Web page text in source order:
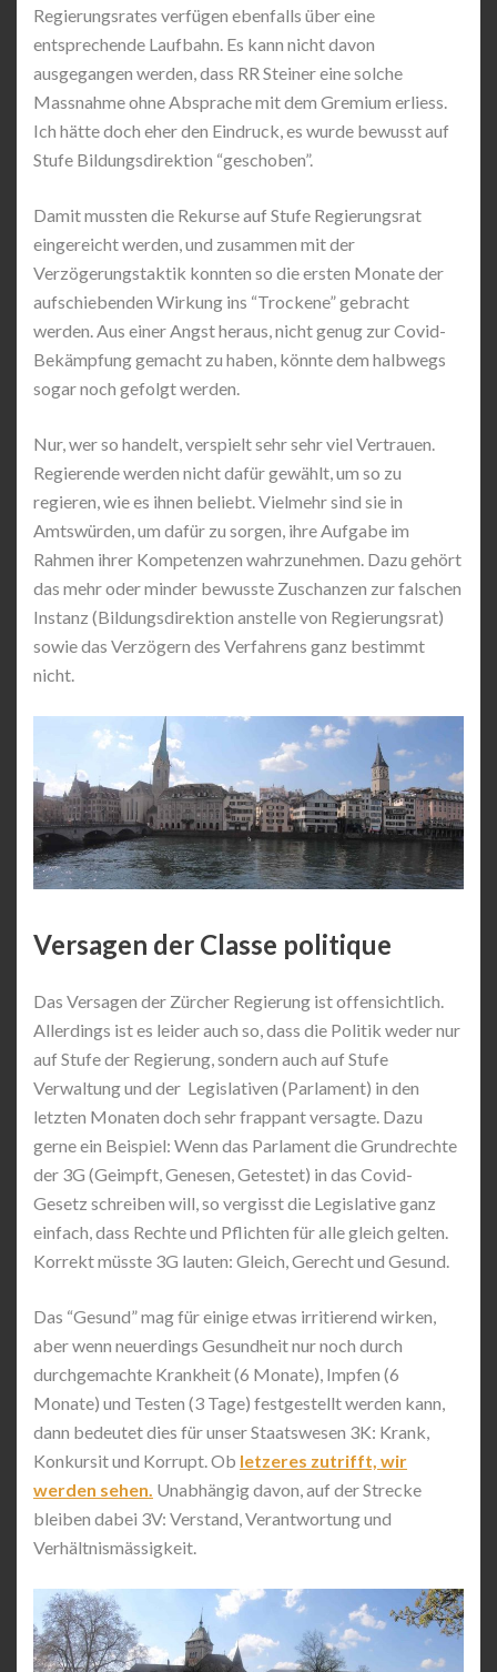
Regierungsrates verfügen ebenfalls über eine
entsprechende Laufbahn. Es kann nicht davon
ausgegangen werden, dass RR Steiner eine solche
Massnahme ohne Absprache mit dem Gremium erliess.
Ich hätte doch eher den Eindruck, es wurde bewusst auf
Stufe Bildungsdirektion “geschoben”.
Damit mussten die Rekurse auf Stufe Regierungsrat
eingereicht werden, und zusammen mit der
Verzögerungstaktik konnten so die ersten Monate der
aufschiebenden Wirkung ins “Trockene” gebracht
werden. Aus einer Angst heraus, nicht genug zur Covid-
Bekämpfung gemacht zu haben, könnte dem halbwegs
sogar noch gefolgt werden.
Nur, wer so handelt, verspielt sehr sehr viel Vertrauen.
Regierende werden nicht dafür gewählt, um so zu
regieren, wie es ihnen beliebt. Vielmehr sind sie in
Amtswürden, um dafür zu sorgen, ihre Aufgabe im
Rahmen ihrer Kompetenzen wahrzunehmen. Dazu gehört
das mehr oder minder bewusste Zuschanzen zur falschen
Instanz (Bildungsdirektion anstelle von Regierungsrat)
sowie das Verzögern des Verfahrens ganz bestimmt
nicht.
Versagen der Classe politique
Das Versagen der Zürcher Regierung ist offensichtlich.
Allerdings ist es leider auch so, dass die Politik weder nur
auf Stufe der Regierung, sondern auch auf Stufe
Verwaltung und der Legislativen (Parlament) in den
letzten Monaten doch sehr frappant versagte. Dazu
gerne ein Beispiel: Wenn das Parlament die Grundrechte
der 3G (Geimpft, Genesen, Getestet) in das Covid-
Gesetz schreiben will, so vergisst die Legislative ganz
einfach, dass Rechte und Pflichten für alle gleich gelten.
Korrekt müsste 3G lauten: Gleich, Gerecht und Gesund.
Das “Gesund” mag für einige etwas irritierend wirken,
aber wenn neuerdings Gesundheit nur noch durch
durchgemachte Krankheit (6 Monate), Impfen (6
Monate) und Testen (3 Tage) festgestellt werden kann,
dann bedeutet dies für unser Staatswesen 3K: Krank,
Konkursit und Korrupt. Ob letzeres zutrifft, wir
werden sehen. Unabhängig davon, auf der Strecke
bleiben dabei 3V: Verstand, Verantwortung und
Verhältnismässigkeit.